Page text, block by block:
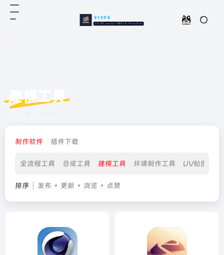
建模工具
制作软件 插件下载
全流程工具 合成工具 建模工具 环境制作工具 UV贴图工具
排序 发布 更新 浏览 点赞